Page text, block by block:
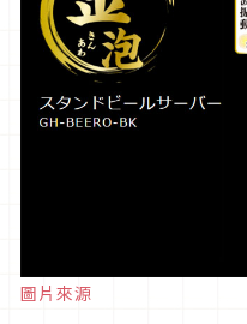
圖片來源